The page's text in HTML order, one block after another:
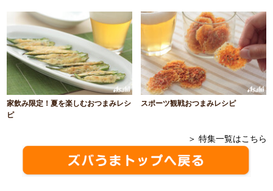
家飲み限定！夏を楽しむおつまみレシ
ピ
スポーツ観戦おつまみレシピ
＞ 特集一覧はこちら